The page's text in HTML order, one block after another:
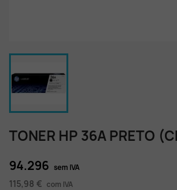
TONER HP 36A PRETO
94.296 sem IVA
115,98 € com IVA